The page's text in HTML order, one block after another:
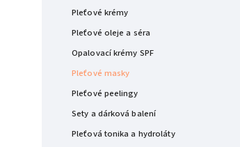
Pleťové krémy
Pleťové oleje a séra
Opalovací krémy SPF
Pleťové masky
Pleťové peelingy
Sety a dárková balení
Pleťová tonika a hydroláty